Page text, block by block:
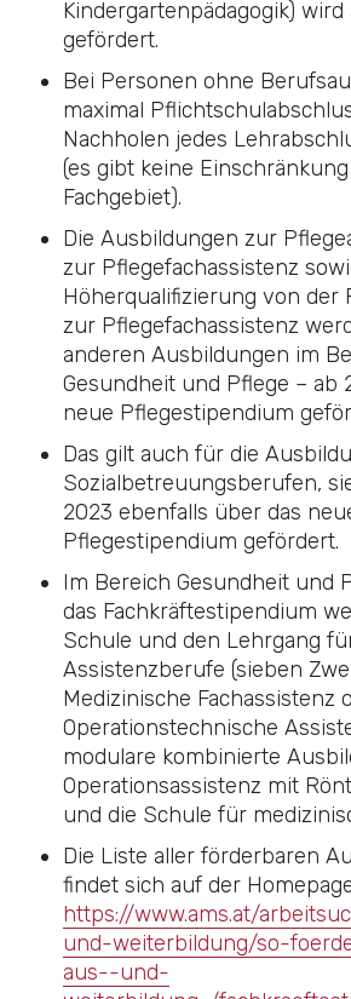
Kindergartenpädagogik)
gefördert.
Bei Personen ohne
maximal
Nachholen jedes
(es gibt keine
Fachgebiet).
Die Ausbildungen zur
zur Pflegefachassistenz
Höherqualifizierung von der
zur Pflegefachassistenz
anderen Ausbildungen im
Gesundheit und Pflege – ab
neue Pflegestipendium
Das gilt auch für die
Sozialbetreuungsberufen,
2023 ebenfalls über das
Pflegestipendium gefördert.
Im Bereich Gesundheit und
das Fachkräftestipendium
Schule und den Lehrgang
Assistenzberufe (sieben
Medizinische Fachassistenz
Operationstechnische
modulare kombinierte
Operationsassistenz mit
und die Schule für
Die Liste aller förderbaren
findet sich auf der
https://www.ams.at/
und-weiterbildung/so-
aus--und-